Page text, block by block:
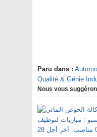
Paru dans :
Qualité & Génie
Nous vous